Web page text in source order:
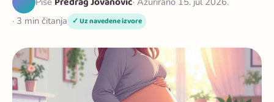
· 3 min čitanja ✓ Uz navedene izvore